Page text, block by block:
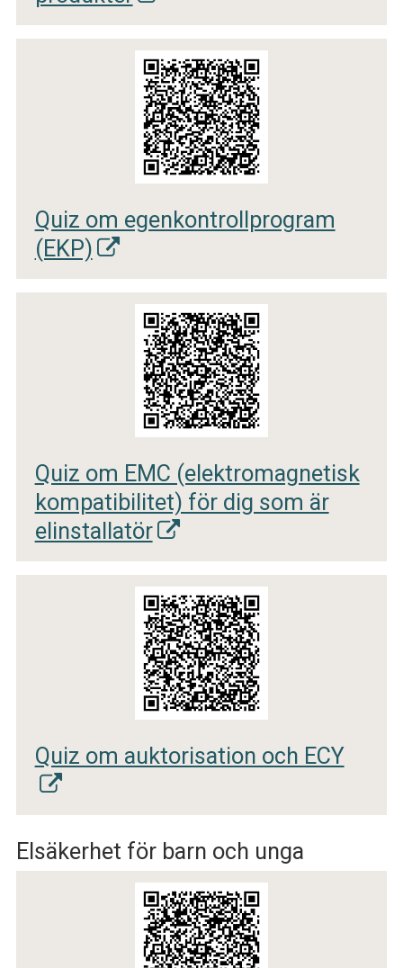
Quiz om egenkontrollprogram
(EKP)
Quiz om EMC (elektromagnetisk
kompatibilitet) för dig som är
elinstallatör
Quiz om auktorisation och ECY
Elsäkerhet för barn och unga